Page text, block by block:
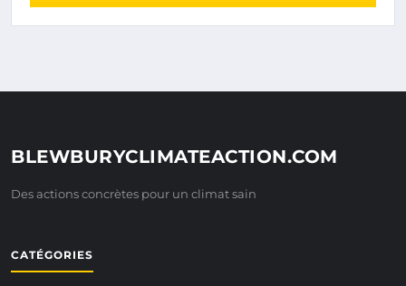
BLEWBURYCLIMATEACTION.COM
Des actions concrètes pour un climat sain
CATÉGORIES